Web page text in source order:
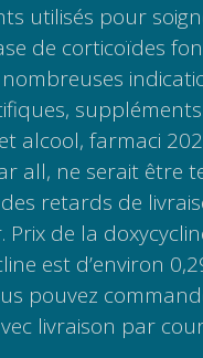
utilisés pour
de corticoïdes
suppléments
alcool, farmaci
all, ne serait être
retards de
de la
est d’environ
pouvez
livraison par